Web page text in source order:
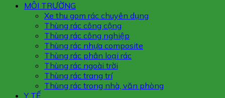
MÔI TRƯỜNG
Xe thu gom rác chuyên dụng
Thùng rác công cộng
Thùng rác công nghiệp
Thùng rác nhựa composite
Thùng rác phân loại rác
Thùng rác ngoài trời
Thùng rác trang trí
Thùng rác trong nhà, văn phòng
Y TẾ